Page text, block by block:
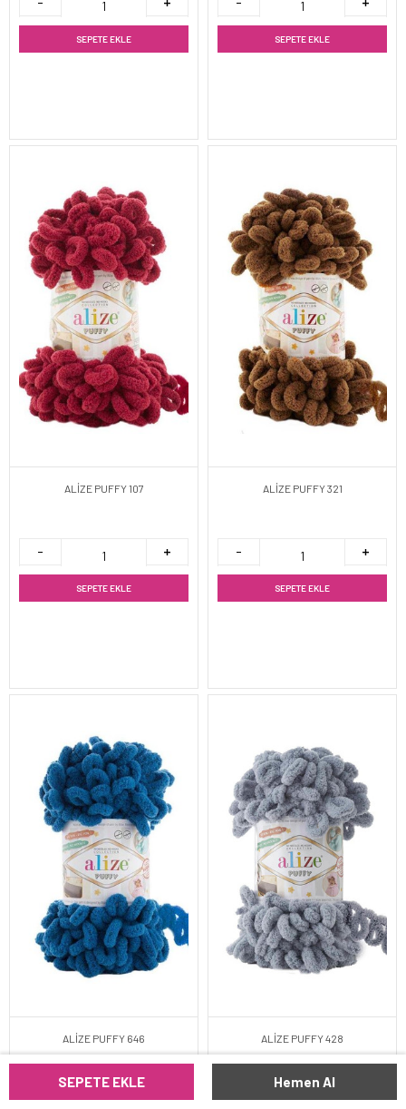
SEPETE EKLE Hemen Al
SEPETE EKLE SEPETE EKLE
ALİZE PUFFY 107
SEPETE EKLE
ALİZE PUFFY 321
SEPETE EKLE
ALİZE PUFFY 646 ALİZE PUFFY 428